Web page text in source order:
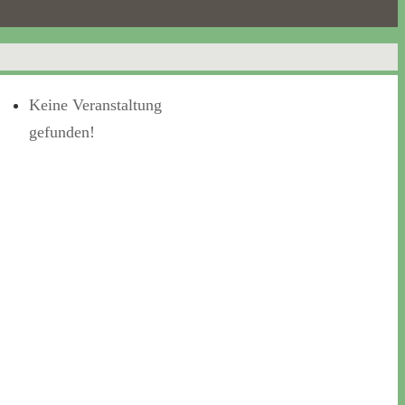
Keine Veranstaltung
gefunden!